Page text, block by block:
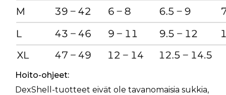
Hoito-ohjeet:
DexShell-tuotteet eivät ole tavanomaisia sukkia,